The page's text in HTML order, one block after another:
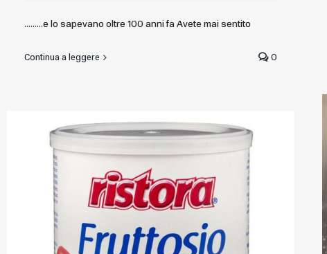
.........e lo sapevano oltre 100 anni fa Avete mai sentito
Continua a leggere 0